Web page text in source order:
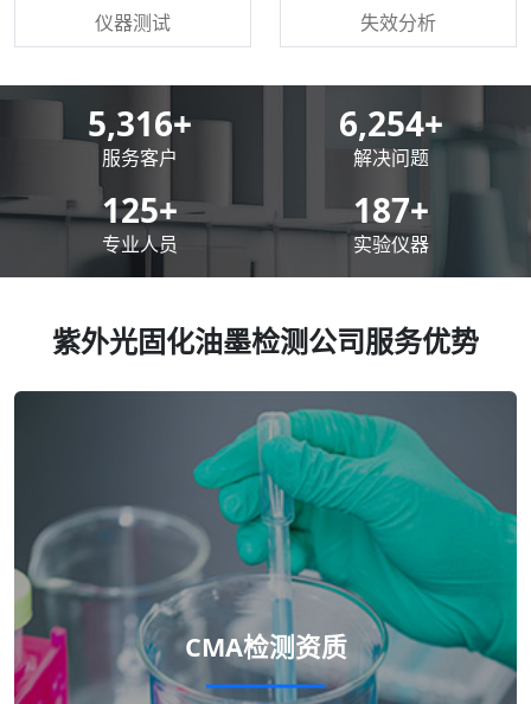
仪器测试 失效分析
8,500+
服务客户
10,000+
解决问题
200+
专业人员
300+
实验仪器
紫外光固化油墨检测公司服务优势
CMA检测资质